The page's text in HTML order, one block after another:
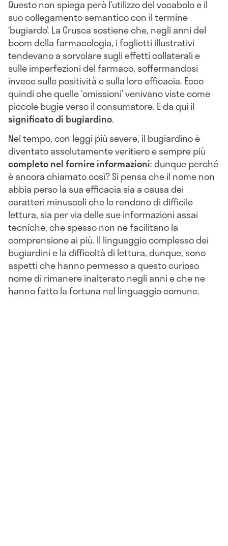
Questo non spiega però l’utilizzo del vocabolo e il
suo collegamento semantico con il termine
‘bugiardo’. La Crusca sostiene che, negli anni del
boom della farmacologia, i foglietti illustrativi
tendevano a sorvolare sugli effetti collaterali e
sulle imperfezioni del farmaco, soffermandosi
invece sulle positività e sulla loro efficacia. Ecco
quindi che quelle ‘omissioni’ venivano viste come
piccole bugie verso il consumatore. E da qui il
significato di bugiardino.
Nel tempo, con leggi più severe, il bugiardino è
diventato assolutamente veritiero e sempre più
completo nel fornire informazioni: dunque perché
è ancora chiamato così? Si pensa che il nome non
abbia perso la sua efficacia sia a causa dei
caratteri minuscoli che lo rendono di difficile
lettura, sia per via delle sue informazioni assai
tecniche, che spesso non ne facilitano la
comprensione ai più. Il linguaggio complesso dei
bugiardini e la difficoltà di lettura, dunque, sono
aspetti che hanno permesso a questo curioso
nome di rimanere inalterato negli anni e che ne
hanno fatto la fortuna nel linguaggio comune.